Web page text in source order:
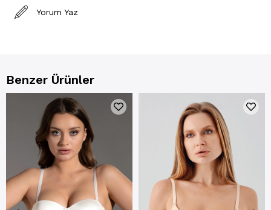
Yorum Yaz
Benzer Ürünler